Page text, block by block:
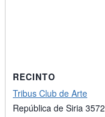
RECINTO
Tribus Club de Arte
República de Siria 3572